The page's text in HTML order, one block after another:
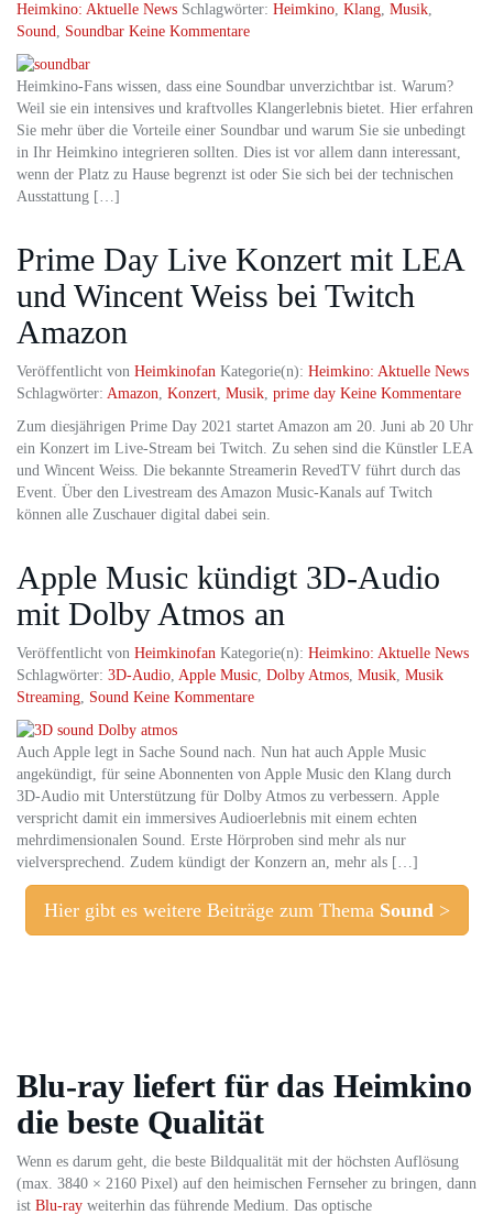
Heimkino: Aktuelle News Schlagwörter: Heimkino, Klang, Musik,
Sound, Soundbar Keine Kommentare
Heimkino-Fans wissen, dass eine Soundbar unverzichtbar ist. Warum?
Weil sie ein intensives und kraftvolles Klangerlebnis bietet. Hier erfahren
Sie mehr über die Vorteile einer Soundbar und warum Sie sie unbedingt
in Ihr Heimkino integrieren sollten. Dies ist vor allem dann interessant,
wenn der Platz zu Hause begrenzt ist oder Sie sich bei der technischen
Ausstattung […]
Prime Day Live Konzert mit LEA
und Wincent Weiss bei Twitch
Amazon
Veröffentlicht von Heimkinofan Kategorie(n): Heimkino: Aktuelle News
Schlagwörter: Amazon, Konzert, Musik, prime day Keine Kommentare
Zum diesjährigen Prime Day 2021 startet Amazon am 20. Juni ab 20 Uhr
ein Konzert im Live-Stream bei Twitch. Zu sehen sind die Künstler LEA
und Wincent Weiss. Die bekannte Streamerin RevedTV führt durch das
Event. Über den Livestream des Amazon Music-Kanals auf Twitch
können alle Zuschauer digital dabei sein.
Apple Music kündigt 3D-Audio
mit Dolby Atmos an
Veröffentlicht von Heimkinofan Kategorie(n): Heimkino: Aktuelle News
Schlagwörter: 3D-Audio, Apple Music, Dolby Atmos, Musik, Musik
Streaming, Sound Keine Kommentare
Auch Apple legt in Sache Sound nach. Nun hat auch Apple Music
angekündigt, für seine Abonnenten von Apple Music den Klang durch
3D-Audio mit Unterstützung für Dolby Atmos zu verbessern. Apple
verspricht damit ein immersives Audioerlebnis mit einem echten
mehrdimensionalen Sound. Erste Hörproben sind mehr als nur
vielversprechend. Zudem kündigt der Konzern an, mehr als […]
Hier gibt es weitere Beiträge zum Thema Sound>
Blu-ray liefert für das Heimkino
die beste Qualität
Wenn es darum geht, die beste Bildqualität mit der höchsten Auflösung
(max. 3840 × 2160 Pixel) auf den heimischen Fernseher zu bringen, dann
ist Blu-ray weiterhin das führende Medium. Das optische